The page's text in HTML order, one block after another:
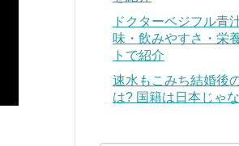
ドクターベジフル青
味・飲みやすさ・栄
トで紹介
速水もこみち結婚後
は? 国籍は日本じゃ